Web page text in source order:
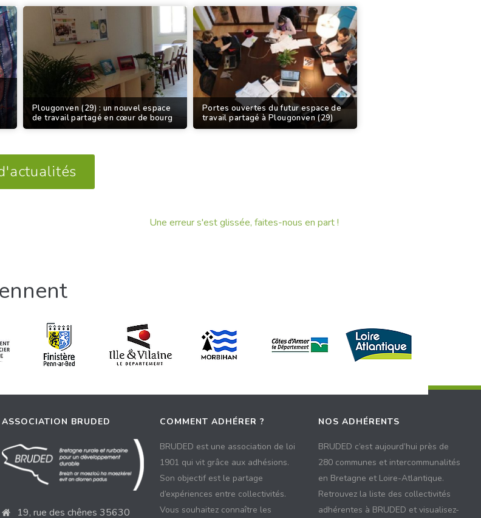
Plougonven (29) : un nouvel espace
de travail partagé en cœur de bourg
Portes ouvertes du futur espace de
travail partagé à Plougonven (29)
Une erreur s'est glissée, faites-nous en part !
ASSOCIATION BRUDED
19, rue des chênes 35630
COMMENT ADHÉRER ?
BRUDED est une association de loi
1901 qui vit grâce aux adhésions.
Son objectif est le partage
d’expériences entre collectivités.
Vous souhaitez connaître les
NOS ADHÉRENTS
BRUDED c’est aujourd’hui près de
280 communes et intercommunalités
en Bretagne et Loire-Atlantique.
Retrouvez la liste des collectivités
adhérentes à BRUDED et visualisez-